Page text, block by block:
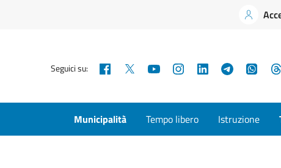
Seguici su: Facebook YouTubeInstagramLinkedInTelegram
Municipalità Tempo libero Istruzione